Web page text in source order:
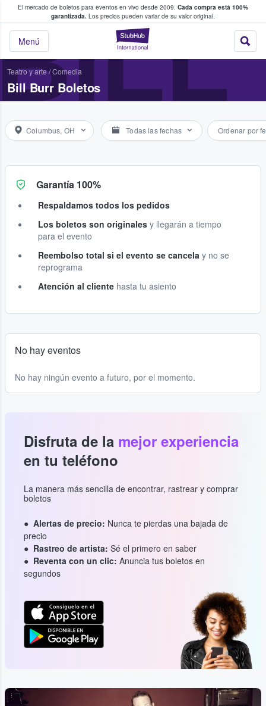
El mercado de boletos para eventos en vivo desde 2009. Cada compra está 100%
garantizada. Los precios pueden variar de su valor original.
StubHub: donde
Menú
fans compran y venden boletos
Teatro y arte/Comedia
Bill Burr Boletos
Columbus, OH Todas las fechas Ordenar por
Garantía 100%
Respaldamos todos los pedidos
Los boletos son originales y llegarán a tiempo
para el evento
Reembolso total si el evento se cancela y no se
reprograma
Atención al cliente hasta tu asiento
No hay eventos
No hay ningún evento a futuro, por el momento.
Disfruta de la mejor experiencia
en tu teléfono
La manera más sencilla de encontrar, rastrear y comprar
boletos
Alertas de precio: Nunca te pierdas una bajada de
precio
Rastreo de artista: Sé el primero en saber
Reventa con un clic: Anuncia tus boletos en
segundos
...